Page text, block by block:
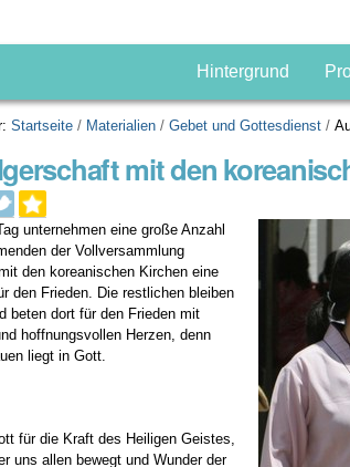
Hintergrund
Startseite / Materialien /Gebet und Gottesdienst /
mit den
unternehmen eine große Anzahl
der Vollversammlung
den koreanischen Kirchen eine
den Frieden. Die restlichen bleiben
beten dort für den Frieden mit
hoffnungsvollen Herzen, denn
liegt in Gott.
für die Kraft des Heiligen Geistes,
uns allen bewegt und Wunder der